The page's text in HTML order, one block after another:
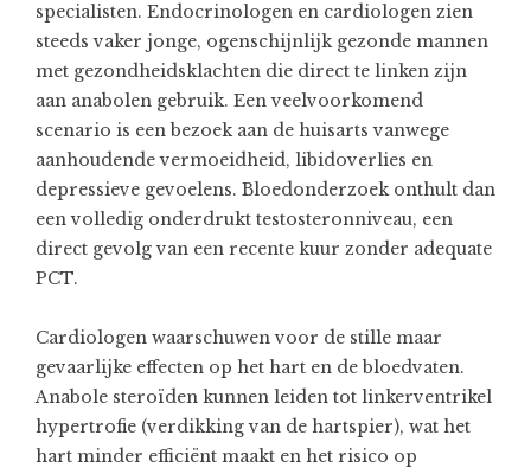
specialisten. Endocrinologen en cardiologen zien
steeds vaker jonge, ogenschijnlijk gezonde mannen
met gezondheidsklachten die direct te linken zijn
aan anabolen gebruik. Een veelvoorkomend
scenario is een bezoek aan de huisarts vanwege
aanhoudende vermoeidheid, libidoverlies en
depressieve gevoelens. Bloedonderzoek onthult dan
een volledig onderdrukt testosteronniveau, een
direct gevolg van een recente kuur zonder adequate
PCT.
Cardiologen waarschuwen voor de stille maar
gevaarlijke effecten op het hart en de bloedvaten.
Anabole steroïden kunnen leiden tot linkerventrikel
hypertrofie (verdikking van de hartspier), wat het
hart minder efficiënt maakt en het risico op